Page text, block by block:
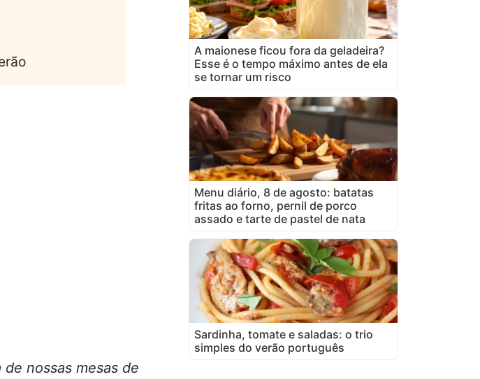
nossas mesas de
A maionese ficou fora da geladeira?
Esse é o tempo máximo antes de ela
se tornar um risco
Menu diário, 8 de agosto: batatas
fritas ao forno, pernil de porco
assado e tarte de pastel de nata
Sardinha, tomate e saladas: o trio
simples do verão português